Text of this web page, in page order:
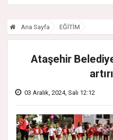
yapamayacak
Ana Sayfa EĞİTİM
Ataşehir
03 Aralık, 2024, Salı 12:12